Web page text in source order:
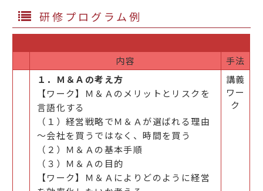
研修プログラム例
内容 手法
１．Ｍ＆Ａの考え方
【ワーク】Ｍ＆Ａのメリットとリスクを
言語化する
（１）経営戦略でＭ＆Ａが選ばれる理由
～会社を買うではなく、時間を買う
（２）Ｍ＆Ａの基本手順
（３）Ｍ＆Ａの目的
【ワーク】Ｍ＆Ａによりどのように経営
講義
ワー
ク